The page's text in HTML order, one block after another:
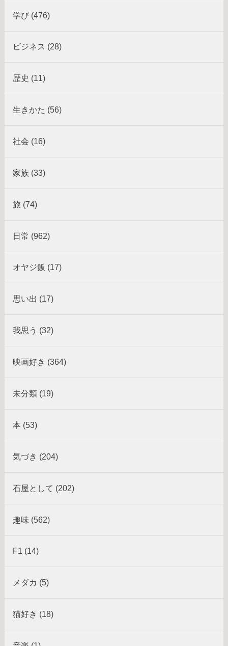
学び (476)
ビジネス (28)
歴史 (11)
生きかた (56)
社会 (16)
家族 (33)
旅 (74)
日常 (962)
オヤジ飯 (17)
思い出 (17)
我思う (32)
映画好き (364)
未分類 (19)
本 (53)
気づき (204)
石屋として (202)
趣味 (562)
F1 (14)
メダカ (5)
猫好き (18)